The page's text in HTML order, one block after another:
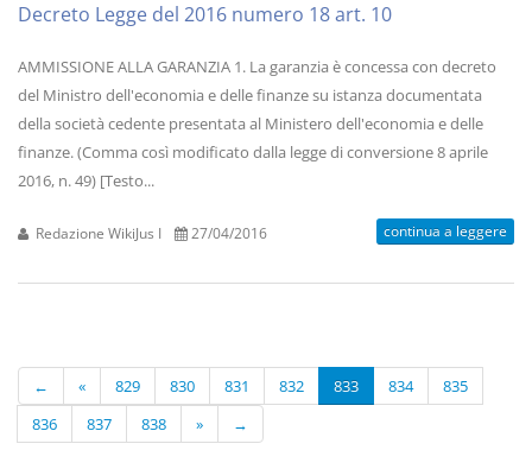
Decreto Legge del 2016 numero 18 art. 10
AMMISSIONE ALLA GARANZIA 1. La garanzia è concessa con decreto
del Ministro dell'economia e delle finanze su istanza documentata
della società cedente presentata al Ministero dell'economia e delle
finanze. (Comma così modificato dalla legge di conversione 8 aprile
2016, n. 49) [Testo...
Redazione WikiJus I 27/04/2016 continua a leggere
← « 829 830 831 832 833 834
835
836
837 838 » →